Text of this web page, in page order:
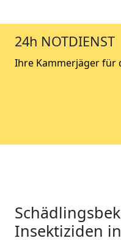
24h NOTDIENST
Ihre Kammerjäger für
Insektiziden